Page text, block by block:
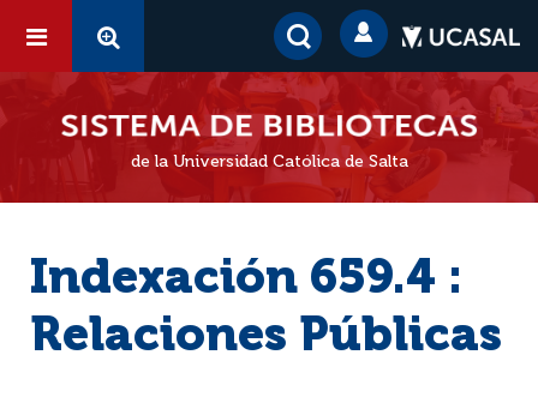
de la Universidad Católica de Salta
Indexación 659.4 :
Relaciones Públicas